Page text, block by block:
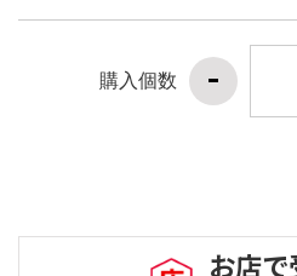
購入個数
お店